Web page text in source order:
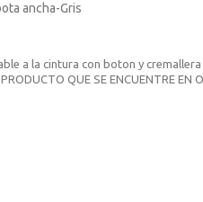
ancha-Gris
a la cintura con boton y cremallera
QUE SE ENCUENTRE EN